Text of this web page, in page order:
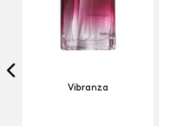
Vibranza